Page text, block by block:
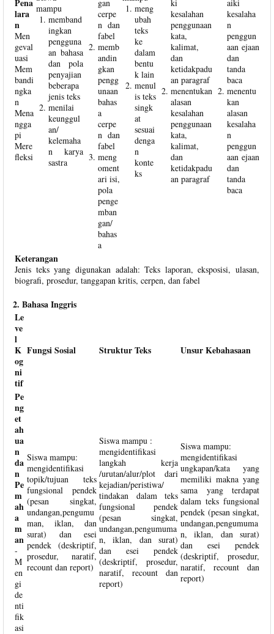
Pena
lara
n
Men
geval
uasi
Mem
bandi
ngka
n
Mena
ngga
pi
Mere
fleksi
mampu
memband
ingkan
pengguna
an bahasa
dan pola
penyajian
beberapa
jenis teks
menilai
keunggul
an/
kelemaha
n karya
sastra
gan
cerpe
n dan
fabel
memb
andin
gkan
pengg
unaan
bahas
a
cerpe
n dan
fabel
meng
oment
ari isi,
pola
penge
mban
gan/
bahas
a
meng
ubah
teks
ke
dalam
bentu
k lain
menul
is teks
singk
at
sesuai
denga
n
konte
ks
ki
kesalahan
penggunaan
kata,
kalimat,
dan
ketidakpadu
an paragraf
menentukan
alasan
kesalahan
penggunaan
kata,
kalimat,
dan
ketidakpadu
an paragraf
aiki
kesalaha
n
penggun
aan ejaan
dan
tanda
baca
menentu
kan
alasan
kesalaha
n
penggun
aan ejaan
dan
tanda
baca
Keterangan
Jenis teks yang digunakan adalah: Teks laporan, eksposisi, ulasan,
biografi, prosedur, tanggapan kritis, cerpen, dan fabel
2. Bahasa Inggris
Le
ve
l
K
og
ni
tif
Fungsi Sosial Struktur Teks Unsur Kebahasaan
Pe
ng
et
ah
ua
n
da
n
Pe
m
ah
a
m
an
-
M
en
gi
de
nti
fik
asi
Siswa mampu:
mengidentifikasi
topik/tujuan teks
fungsional pendek
(pesan singkat,
undangan,pengumu
man, iklan, dan
surat) dan esei
pendek (deskriptif,
prosedur, naratif,
recount dan report)
Siswa mampu :
mengidentifikasi
langkah kerja
/urutan/alur/plot dari
kejadian/peristiwa/
tindakan dalam teks
fungsional pendek
(pesan singkat,
undangan,pengumuma
n, iklan, dan surat)
dan esei pendek
(deskriptif, prosedur,
naratif, recount dan
report)
Siswa mampu:
mengidentifikasi
ungkapan/kata yang
memiliki makna yang
sama yang terdapat
dalam teks fungsional
pendek (pesan singkat,
undangan,pengumuma
n, iklan, dan surat)
dan esei pendek
(deskriptif, prosedur,
naratif, recount dan
report)